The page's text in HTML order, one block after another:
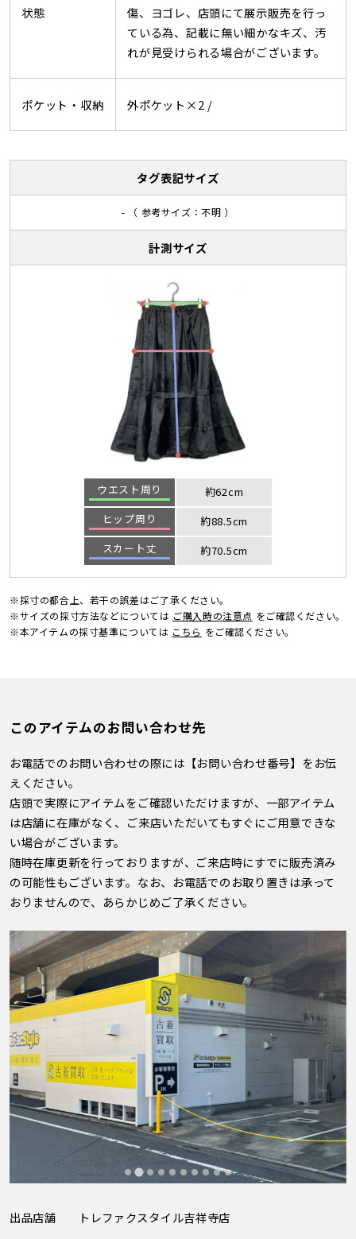
状態
傷、ヨゴレ、店頭にて展示販売を行っ
ている為、記載に無い細かなキズ、汚
れが見受けられる場合がございます。
ポケット・収納 外ポケット×2 /
タグ表記サイズ
- （ 参考サイズ：不明 ）
計測サイズ
ウエスト周り
約62cm
ヒップ周り
約88.5cm
スカート丈
約70.5cm
※採寸の都合上、若干の誤差はご了承ください。
※サイズの採寸方法などについては ご購入時の注意点 をご確認ください。
※本アイテムの採寸基準については こちら をご確認ください。
このアイテムのお問い合わせ先
お電話でのお問い合わせの際には【お問い合わせ番号】をお伝
えください。
店頭で実際にアイテムをご確認いただけますが、一部アイテム
は店舗に在庫がなく、ご来店いただいてもすぐにご用意できな
い場合がございます。
随時在庫更新を行っておりますが、ご来店時にすでに販売済み
の可能性もございます。なお、お電話でのお取り置きは承って
おりませんので、あらかじめご了承ください。
出品店舗
トレファクスタイル吉祥寺店